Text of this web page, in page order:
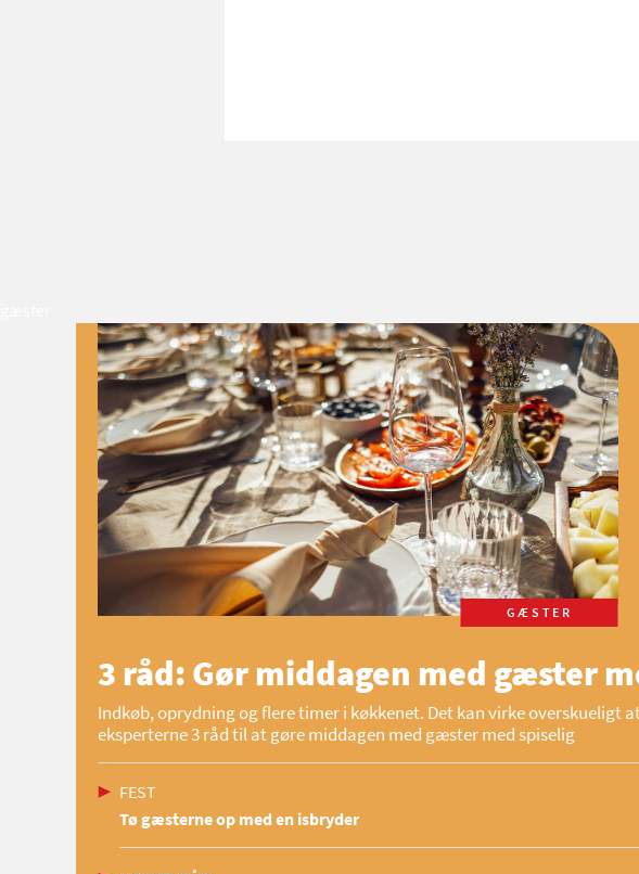
GÆSTER
3 råd: Gør middagen med gæster
Indkøb, oprydning og flere timer i køkkenet. Det kan virke overskueligt
eksperterne 3 råd til at gøre middagen med gæster med spiselig
FEST
Tø gæsterne op med en isbryder